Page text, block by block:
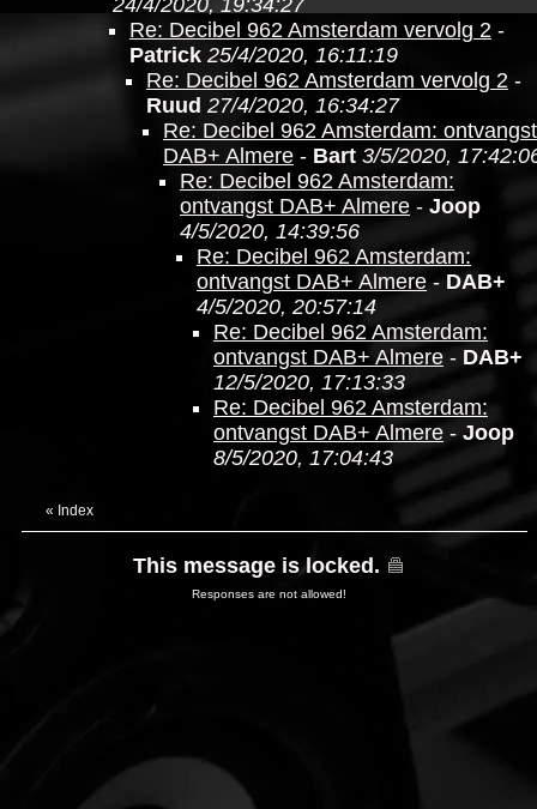
24/4/2020, 19:34:27
Re: Decibel 962 Amsterdam vervolg 2 -
Patrick 25/4/2020, 16:11:19
Re: Decibel 962 Amsterdam vervolg 2 -
Ruud 27/4/2020, 16:34:27
Re: Decibel 962 Amsterdam: ontvangst
DAB+ Almere - Bart 3/5/2020,
Re: Decibel 962 Amsterdam:
ontvangst DAB+ Almere - Joop
4/5/2020, 14:39:56
Re: Decibel 962 Amsterdam:
ontvangst DAB+ Almere - DAB+
4/5/2020, 20:57:14
Re: Decibel 962 Amsterdam:
ontvangst DAB+ Almere - DAB+
12/5/2020, 17:13:33
Re: Decibel 962 Amsterdam:
ontvangst DAB+ Almere - Joop
8/5/2020, 17:04:43
« Index
This message is locked.
Responses are not allowed!